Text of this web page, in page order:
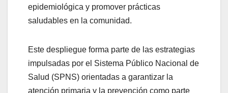
epidemiológica y promover prácticas
saludables en la comunidad.
Este despliegue forma parte de las estrategias
impulsadas por el Sistema Público Nacional de
Salud (SPNS) orientadas a garantizar la
atención primaria y la prevención como parte